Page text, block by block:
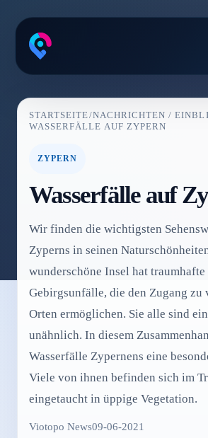
STARTSEITE/NACHRICHTEN /
WASSERFÄLLE AUF ZYPERN
ZYPERN
Wasserfälle auf
Wir finden die wichtigsten
Zyperns in seinen
wunderschöne Insel hat traumhafte
Gebirgsunfälle, die den Zugang zu
Orten ermöglichen. Sie alle sind
unähnlich. In diesem
Wasserfälle Zypernens eine
Viele von ihnen befinden sich im
eingetaucht in üppige Vegetation.
Viotopo News09-06-2021